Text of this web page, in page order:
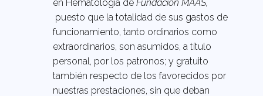
en Hematología de Fundación MAAS,
puesto que la totalidad de sus gastos de
funcionamiento, tanto ordinarios como
extraordinarios, son asumidos, a título
personal, por los patronos; y gratuito
también respecto de los favorecidos por
nuestras prestaciones, sin que deban